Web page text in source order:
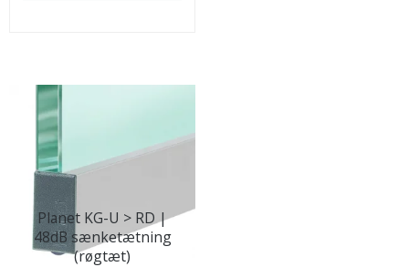
Planet KG-U > RD |
48dB sænketætning
(røgtæt)